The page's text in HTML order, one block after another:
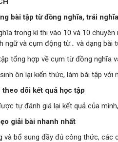
bài tập từ đồng nghĩa, trái
trong kì thi vào 10 và 10
ngữ và cụm động từ... và dạng
tổng hợp về cụm từ đồng nghĩa
ôn lại kiến thức, làm bài tập
dõi kết quả học tập
tự đánh giá lại kết quả của
giải bài nhanh nhất
và bổ sung đầy đủ công thức,